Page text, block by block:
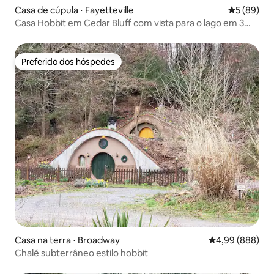
Casa de cúpula ⋅ Fayetteville 5 de uma
5 (89)
Casa Hobbit em Cedar Bluff com vista para o lago em 3
Preferido dos hóspedes
Preferido dos hóspedes
Casa na terra ⋅ Broadway 4,99 de uma
4,99 (888)
Chalé subterrâneo estilo hobbit